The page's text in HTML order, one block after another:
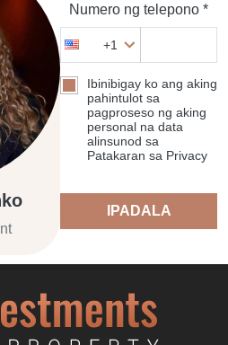
Numero ng telepono *
+1
Ibinibigay ko ang aking
pahintulot sa
pagproseso ng aking
personal na data
alinsunod sa
Patakaran sa Privacy
IPADALA